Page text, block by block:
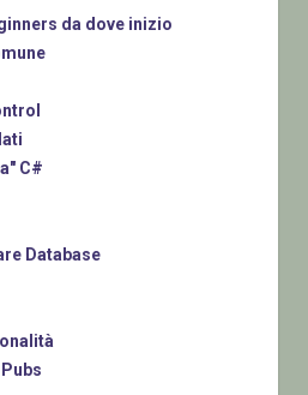
da dove inizio
C#
Database